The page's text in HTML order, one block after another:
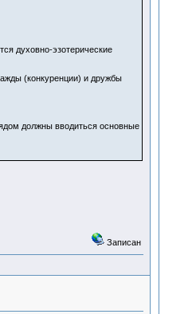
духовно-эзотерические
(конкуренции) и дружбы
должны вводиться основные
Записан